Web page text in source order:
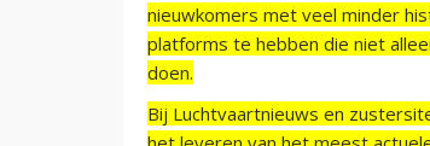
nieuwkomers met veel minder
platforms te hebben die niet
doen.
Bij Luchtvaartnieuws en